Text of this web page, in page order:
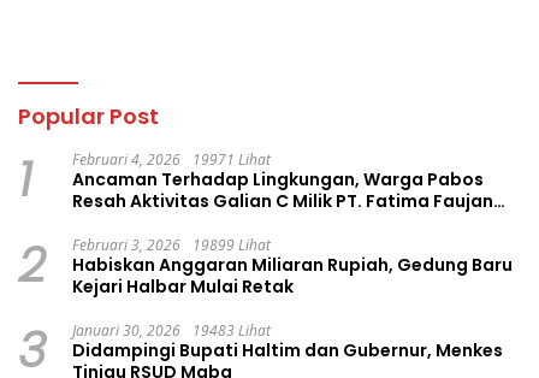
Popular Post
1 Februari 4, 2026 19971 Lihat
Ancaman Terhadap Lingkungan, Warga Pabos
Resah Aktivitas Galian C Milik PT. Fatima Faujan
2 Februari 3, 2026 19899 Lihat
Habiskan Anggaran Miliaran Rupiah, Gedung Baru
Kejari Halbar Mulai Retak
3 Januari 30, 2026 19483 Lihat
Didampingi Bupati Haltim dan Gubernur, Menkes
Tinjau RSUD Maba